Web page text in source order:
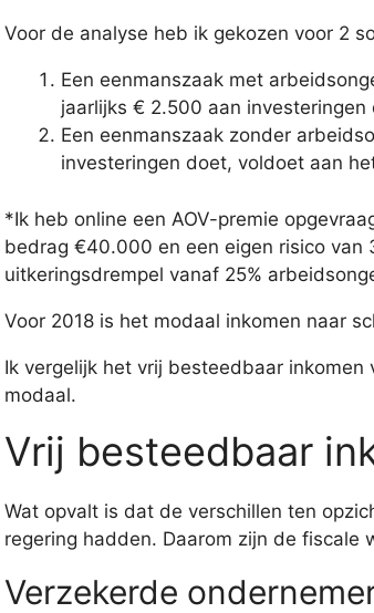
Voor de analyse heb ik gekozen voor 2
Een eenmanszaak met
jaarlijks € 2.500 aan
Een eenmanszaak zonder
investeringen doet, voldoet aan
*Ik heb online een AOV-premie
bedrag €40.000 en een eigen risico
uitkeringsdrempel vanaf 25%
Voor 2018 is het modaal inkomen naar
Ik vergelijk het vrij besteedbaar
modaal.
Vrij besteedbaar
Wat opvalt is dat de verschillen ten
regering hadden. Daarom zijn de fiscale
Verzekerde